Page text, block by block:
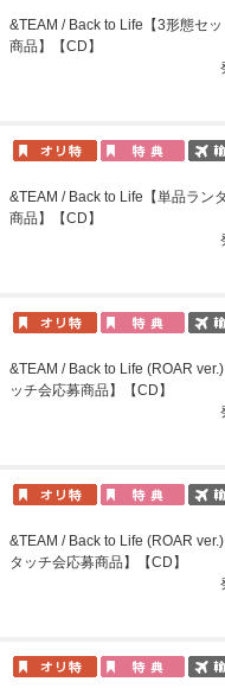
&TEAM / Back to Life【3形態セ
商品】【CD】
&TEAM / Back to Life【単品ラン
商品】【CD】
&TEAM / Back to Life (ROAR
ッチ会応募商品】【CD】
&TEAM / Back to Life (ROAR
タッチ会応募商品】【CD】